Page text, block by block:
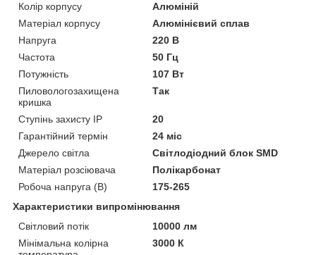
Колір корпусу
Алюміній
Матеріал корпусу
Алюмінієвий сплав
Напруга
220 В
Частота
50 Гц
Потужність
107 Вт
Пиловологозахищена
кришка
Так
Ступінь захисту IP
20
Гарантійний термін
24 міс
Джерело світла
Світлодіодний блок SMD
Матеріал розсіювача
Полікарбонат
Робоча напруга (В)
175-265
Характеристики випромінювання
Світловий потік
10000 лм
Мінімальна колірна
3000 К